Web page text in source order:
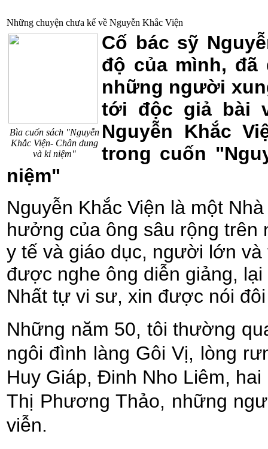
Những chuyện chưa kể về Nguyễn Khắc Viện
Bìa cuốn sách "Nguyễn
Khắc Viện- Chân dung
và kỉ niệm"
Cố bác sỹ
độ của mình, đã
những người
tới độc giả bài
Nguyễn Khắc
trong cuốn
niệm"
Nguyễn Khắc Viện là một
hưởng của ông sâu rộng trên
y tế và giáo dục, người lớn
được nghe ông diễn giảng,
Nhất tự vi sư, xin được nói
Những năm 50, tôi thường
ngôi đình làng Gôi Vị, lòng
Huy Giáp, Đinh Nho Liêm,
Thị Phương Thảo, những
viễn.